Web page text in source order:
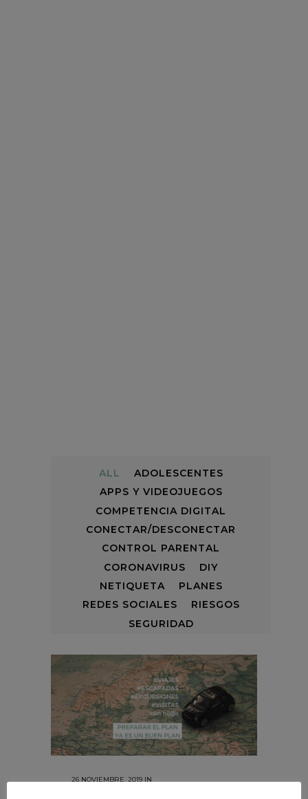
ALL
ADOLESCENTES
APPS Y VIDEOJUEGOS
COMPETENCIA DIGITAL
CONECTAR/DESCONECTAR
CONTROL PARENTAL
CORONAVIRUS
DIY
NETIQUETA
PLANES
REDES SOCIALES
RIESGOS
SEGURIDAD
26 NOVIEMBRE, 2019 IN